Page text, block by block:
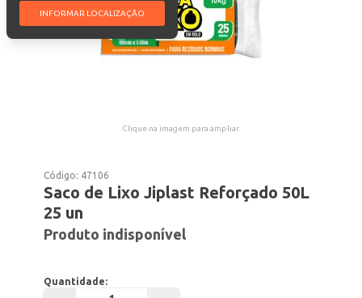
INFORMAR LOCALIZAÇÃO
Clique na imagem para ampliar.
Código: 47106
Saco de Lixo Jiplast Reforçado 50L
25 un
Produto indisponível
Quantidade: